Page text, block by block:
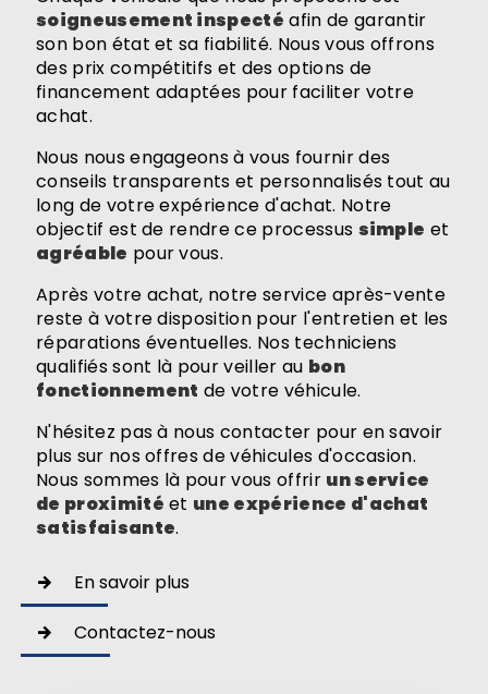
soigneusement inspecté afin de garantir
son bon état et sa fiabilité. Nous vous offrons
des prix compétitifs et des options de
financement adaptées pour faciliter votre
achat.
Nous nous engageons à vous fournir des
conseils transparents et personnalisés tout au
long de votre expérience d'achat. Notre
objectif est de rendre ce processus simple et
agréable pour vous.
Après votre achat, notre service après-vente
reste à votre disposition pour l'entretien et les
réparations éventuelles. Nos techniciens
qualifiés sont là pour veiller au bon
fonctionnement de votre véhicule.
N'hésitez pas à nous contacter pour en savoir
plus sur nos offres de véhicules d'occasion.
Nous sommes là pour vous offrir un service
de proximité et une expérience d'achat
satisfaisante.
En savoir plus
Contactez-nous